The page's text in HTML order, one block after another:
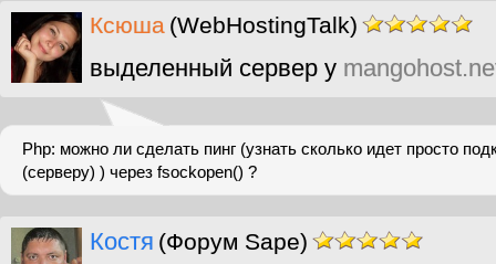
Ксюша (WebHostingTalk)
выделенный сервер у
Php: можно ли сделать пинг (узнать сколько идет просто
(серверу) ) через fsockopen() ?
Костя (Форум Sape)